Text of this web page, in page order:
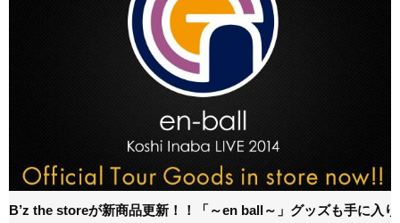
B’z the storeが新商品更新！！「～en ball～」グッズも手に入り